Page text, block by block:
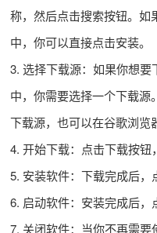
称，然后点击搜索按钮。如
中，你可以直接点击安装。
3. 选择下载源：如果你想
中，你需要选择一个下载
下载源，也可以在谷歌浏览
4. 开始下载：点击下载按钮
5. 安装软件：下载完成后，
6. 启动软件：安装完成后，
7. 关闭软件：当你不再需